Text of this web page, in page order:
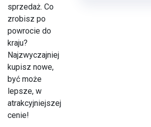
sprzedaż. Co
zrobisz po
powrocie do
kraju?
Najzwyczajniej
kupisz nowe,
być może
lepsze, w
atrakcyjniejszej
cenie!